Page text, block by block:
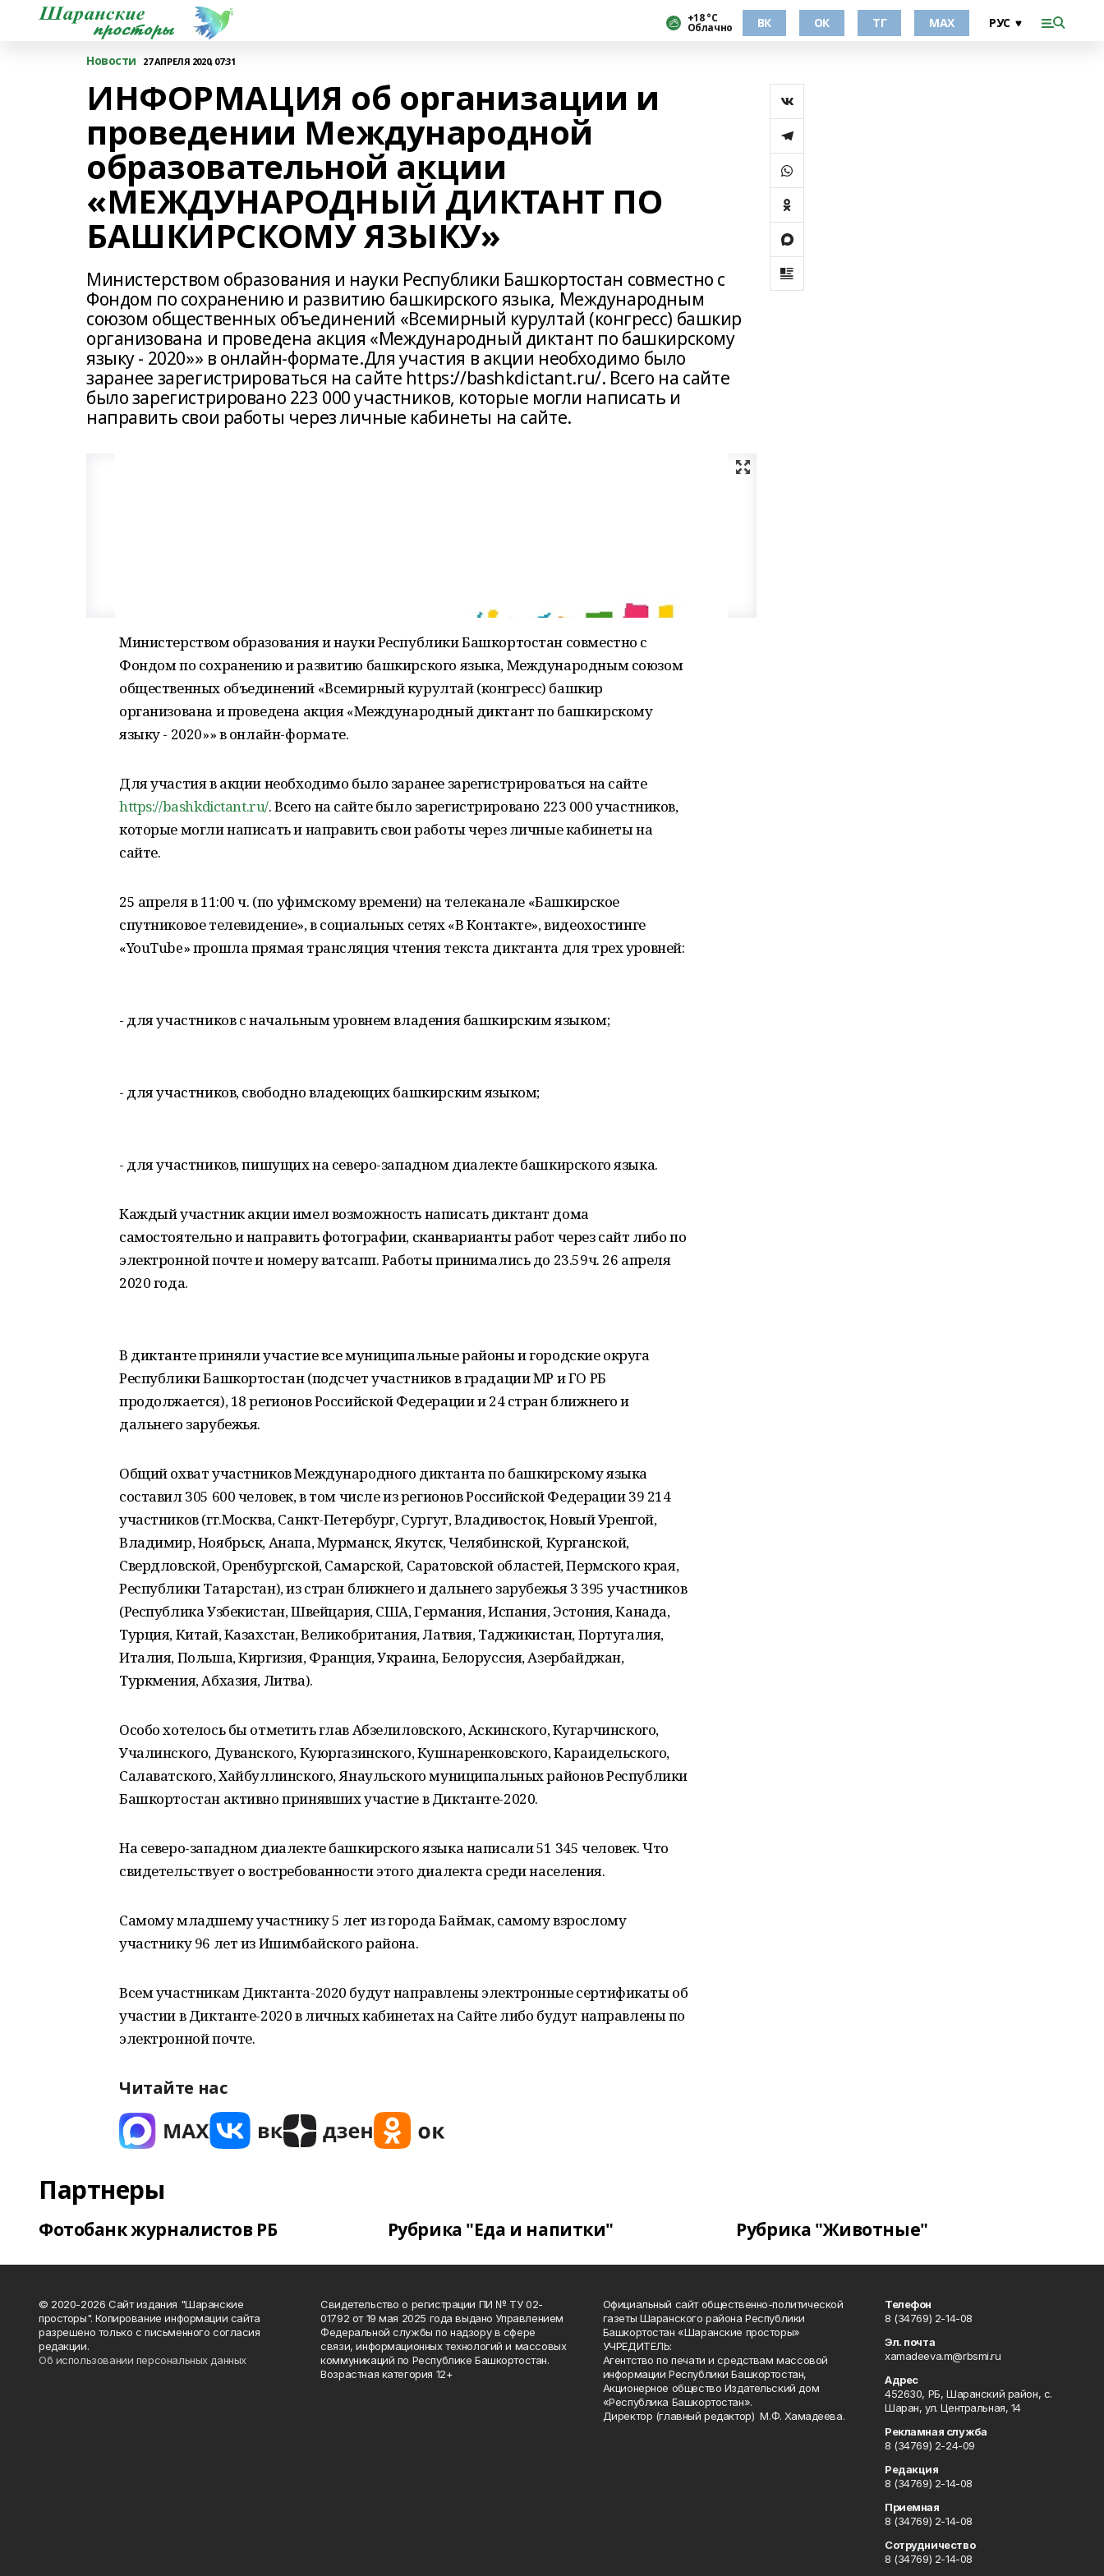
+18 °С
Облачно ВК ОК ТГ МАХ
Новости 27 АПРЕЛЯ 2020, 07:31
ИНФОРМАЦИЯ об организации и
проведении Международной
образовательной акции
«МЕЖДУНАРОДНЫЙ ДИКТАНТ ПО
БАШКИРСКОМУ ЯЗЫКУ»
Министерством образования и науки Республики Башкортостан совместно с
Фондом по сохранению и развитию башкирского языка, Международным
союзом общественных объединений «Всемирный курултай (конгресс) башкир
организована и проведена акция «Международный диктант по башкирскому
языку - 2020»» в онлайн-формате.Для участия в акции необходимо было
заранее зарегистрироваться на сайте https://bashkdictant.ru/. Всего на сайте
было зарегистрировано 223 000 участников, которые могли написать и
направить свои работы через личные кабинеты на сайте.
Министерством образования и науки Республики Башкортостан совместно с
Фондом по сохранению и развитию башкирского языка, Международным союзом
общественных объединений «Всемирный курултай (конгресс) башкир
организована и проведена акция «Международный диктант по башкирскому
языку - 2020»» в онлайн-формате.
Для участия в акции необходимо было заранее зарегистрироваться на сайте
https://bashkdictant.ru/. Всего на сайте было зарегистрировано 223 000 участников,
которые могли написать и направить свои работы через личные кабинеты на
сайте.
25 апреля в 11:00 ч. (по уфимскому времени) на телеканале «Башкирское
спутниковое телевидение», в социальных сетях «В Контакте», видеохостинге
«YouTube» прошла прямая трансляция чтения текста диктанта для трех уровней:
- для участников с начальным уровнем владения башкирским языком;
- для участников, свободно владеющих башкирским языком;
- для участников, пишущих на северо-западном диалекте башкирского языка.
Каждый участник акции имел возможность написать диктант дома
самостоятельно и направить фотографии, сканварианты работ через сайт либо по
электронной почте и номеру ватсапп. Работы принимались до 23.59ч. 26 апреля
2020 года.
В диктанте приняли участие все муниципальные районы и городские округа
Республики Башкортостан (подсчет участников в градации МР и ГО РБ
продолжается), 18 регионов Российской Федерации и 24 стран ближнего и
дальнего зарубежья.
Общий охват участников Международного диктанта по башкирскому языка
составил 305 600 человек, в том числе из регионов Российской Федерации 39 214
участников (гг.Москва, Санкт-Петербург, Сургут, Владивосток, Новый Уренгой,
Владимир, Ноябрьск, Анапа, Мурманск, Якутск, Челябинской, Курганской,
Свердловской, Оренбургской, Самарской, Саратовской областей, Пермского края,
Республики Татарстан), из стран ближнего и дальнего зарубежья 3 395 участников
(Республика Узбекистан, Швейцария, США, Германия, Испания, Эстония, Канада,
Турция, Китай, Казахстан, Великобритания, Латвия, Таджикистан, Португалия,
Италия, Польша, Киргизия, Франция, Украина, Белоруссия, Азербайджан,
Туркмения, Абхазия, Литва).
Особо хотелось бы отметить глав Абзелиловского, Аскинского, Кугарчинского,
Учалинского, Дуванского, Куюргазинского, Кушнаренковского, Караидельского,
Салаватского, Хайбуллинского, Янаульского муниципальных районов Республики
Башкортостан активно принявших участие в Диктанте-2020.
На северо-западном диалекте башкирского языка написали 51 345 человек. Что
свидетельствует о востребованности этого диалекта среди населения.
Самому младшему участнику 5 лет из города Баймак, самому взрослому
участнику 96 лет из Ишимбайского района.
Всем участникам Диктанта-2020 будут направлены электронные сертификаты об
участии в Диктанте-2020 в личных кабинетах на Сайте либо будут направлены по
электронной почте.
Читайте нас
Партнеры
Фотобанк журналистов РБ Рубрика "Еда и напитки" Рубрика "Животные"
© 2020-2026 Сайт издания "Шаранские
просторы". Копирование информации сайта
разрешено только с письменного согласия
редакции.
Об использовании персональных данных
Свидетельство о регистрации ПИ № ТУ 02-
01792 от 19 мая 2025 года выдано Управлением
Федеральной службы по надзору в сфере
связи, информационных технологий и массовых
коммуникаций по Республике Башкортостан.
Возрастная категория 12+
Официальный сайт общественно-политической
газеты Шаранского района Республики
Башкортостан «Шаранские просторы»
УЧРЕДИТЕЛЬ:
Агентство по печати и средствам массовой
информации Республики Башкортостан,
Акционерное общество Издательский дом
«Республика Башкортостан».
Директор (главный редактор) М.Ф. Хамадеева.
Телефон
8 (34769) 2-14-08
Эл. почта
xamadeeva.m@rbsmi.ru
Адрес
452630, РБ, Шаранский район, с.
Шаран, ул. Центральная, 14
Рекламная служба
8 (34769) 2-24-09
Редакция
8 (34769) 2-14-08
Приемная
8 (34769) 2-14-08
Сотрудничество
8 (34769) 2-14-08